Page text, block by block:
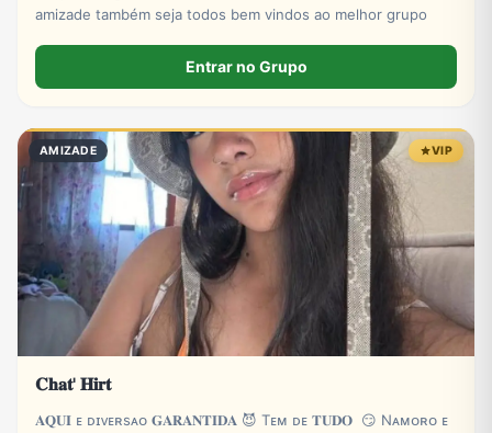
amizade também seja todos bem vindos ao melhor grupo
Entrar no Grupo
AMIZADE VIP
𝐂𝐡𝐚𝐭' 𝐇𝐢𝐫𝐭
𝐀𝐐𝐔𝐈 ᴇ‌ ᴅɪᴠᴇʀsᴀ‌ᴏ 𝐆𝐀𝐑𝐀𝐍𝐓𝐈𝐃𝐀 😈 Tᴇᴍ ᴅᴇ 𝐓𝐔𝐃𝐎 😏 Nᴀᴍᴏʀᴏ ᴇ